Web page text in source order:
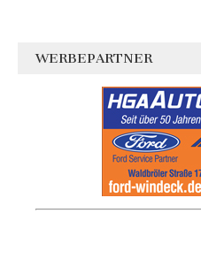
WERBEPARTNER